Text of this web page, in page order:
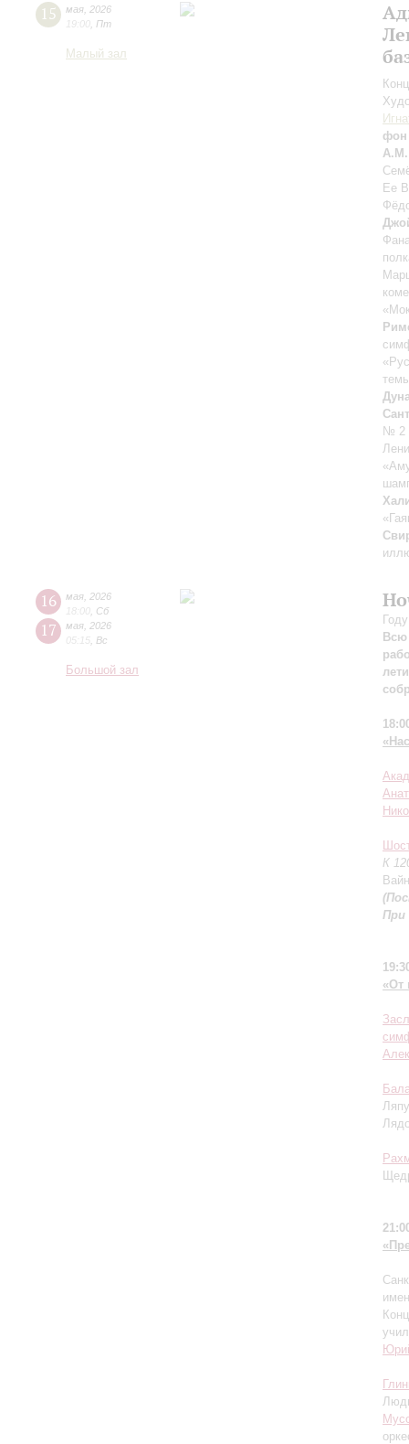
15 мая 2026
19:00 Пт
Малый зал
фон
А.М.
Ее
№ 2
16 мая 2026
18:00 Сб
17 мая 2026
05:15
Вс
Большой зал
Всю
К
При
«От